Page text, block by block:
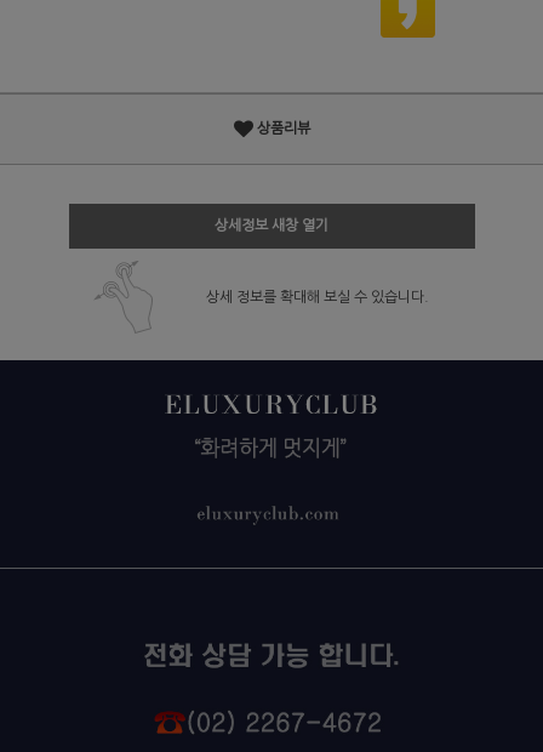
상품리뷰
상세정보 새창 열기
상세 정보를 확대해 보실 수 있습니다.